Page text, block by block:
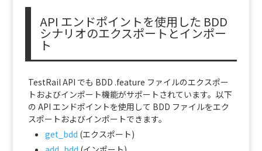
API エンドポイントを使用した BDD
シナリオのエクスポートとインポー
ト
TestRail API でも BDD .feature ファイルのエクスポー
トおよびインポート機能がサポートされています。以下
の API エンドポイントを使用して BDD ファイルをエク
スポートおよびインポートできます。
get_bdd (エクスポート)